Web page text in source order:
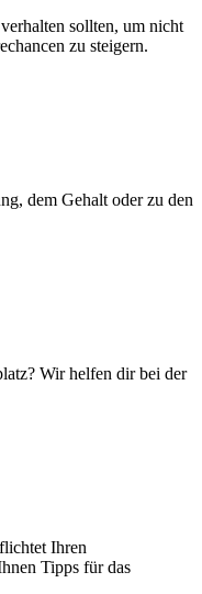
sollten, um nicht
zu steigern.
dem Gehalt oder zu den
Wir helfen dir bei der
Ihren
Tipps für das